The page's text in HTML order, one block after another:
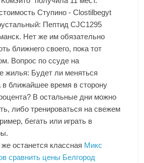
Ступино - Clostilbegyt
Пептид CJC1295
Нет же им обязательно
ближнего своего, пока тот
Вопрос по ссуде на
жилья: Будет ли меняться
в ближайшее время в сторону
В остальные дни можно
либо тренироваться на свежем
бегать или играть в
останется классная Микс
сравнить цены Белгород